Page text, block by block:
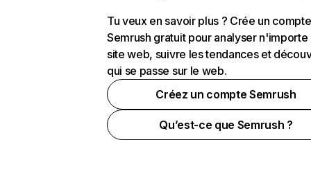
Tu veux en savoir plus ? Crée un compte
Semrush gratuit pour analyser n'importe
site web, suivre les tendances et
qui se passe sur le web.
Créez un compte Semrush
Qu’est-ce que Semrush ?